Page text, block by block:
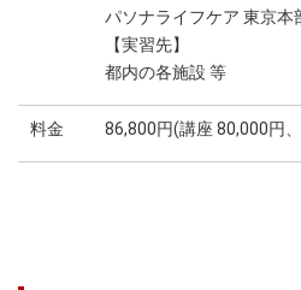
パソナライフケア 東京本
【実習先】
都内の各施設 等
料金 86,800円(講座 80,000円